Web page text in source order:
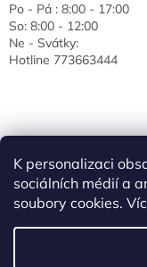
K personalizaci
sociálních médií a
soubory cookies.
Po - Pá : 8:00 - 17:00
So: 8:00 - 12:00
Ne - Svátky:
Hotline 773663444